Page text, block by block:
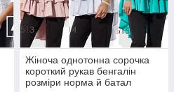
Жіноча однотонна сорочка
короткий рукав бенгалін
розміри норма й батал